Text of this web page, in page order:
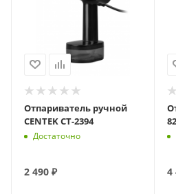
Отпариватель ручной
CENTEK CT-2394
Достаточно
2 490 ₽ 4